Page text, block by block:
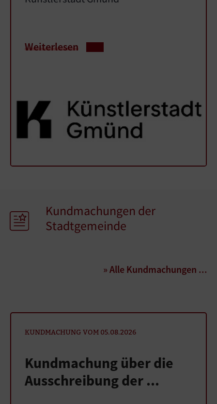
Weiterlesen
Kundmachungen der
Stadtgemeinde
» Alle Kundmachungen ...
KUNDMACHUNG VOM 05.08.2026
Kundmachung über die
Ausschreibung der ...